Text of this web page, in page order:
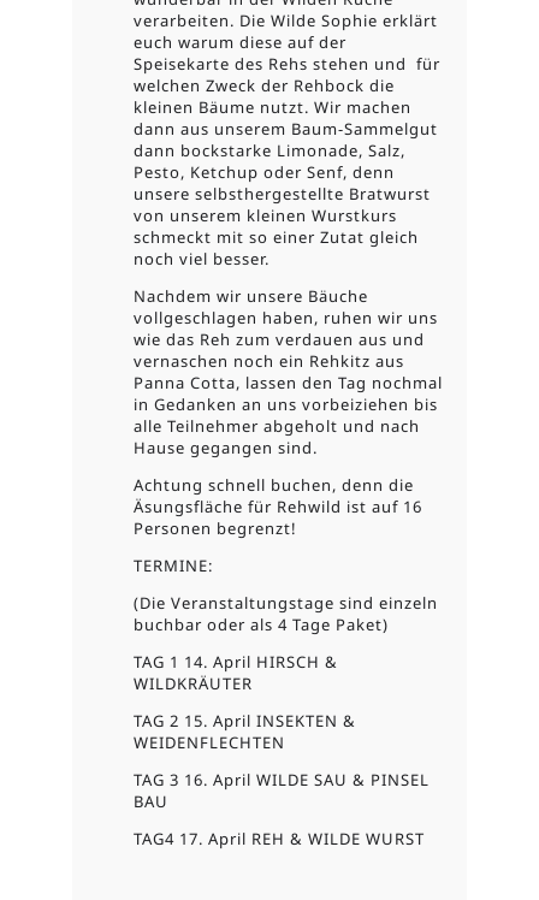
verarbeiten. Die Wilde Sophie erklärt
euch warum diese auf der
Speisekarte des Rehs stehen und für
welchen Zweck der Rehbock die
kleinen Bäume nutzt. Wir machen
dann aus unserem Baum-Sammelgut
dann bockstarke Limonade, Salz,
Pesto, Ketchup oder Senf, denn
unsere selbsthergestellte Bratwurst
von unserem kleinen Wurstkurs
schmeckt mit so einer Zutat gleich
noch viel besser.
Nachdem wir unsere Bäuche
vollgeschlagen haben, ruhen wir uns
wie das Reh zum verdauen aus und
vernaschen noch ein Rehkitz aus
Panna Cotta, lassen den Tag nochmal
in Gedanken an uns vorbeiziehen bis
alle Teilnehmer abgeholt und nach
Hause gegangen sind.
Achtung schnell buchen, denn die
Äsungsfläche für Rehwild ist auf 16
Personen begrenzt!
TERMINE:
(Die Veranstaltungstage sind einzeln
buchbar oder als 4 Tage Paket)
TAG 1 14. April HIRSCH &
WILDKRÄUTER
TAG 2 15. April INSEKTEN &
WEIDENFLECHTEN
TAG 3 16. April WILDE SAU & PINSEL
BAU
TAG4 17. April REH & WILDE WURST